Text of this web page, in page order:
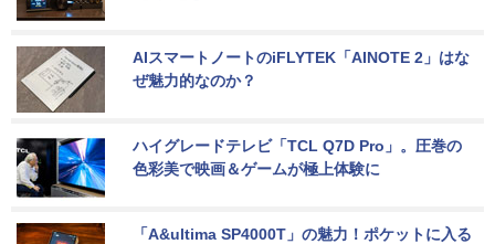
AIスマートノートのiFLYTEK「AINOTE 2」はな
ぜ魅力的なのか？
ハイグレードテレビ「TCL Q7D Pro」。圧巻の
色彩美で映画＆ゲームが極上体験に
「A&ultima SP4000T」の魅力！ポケットに入る